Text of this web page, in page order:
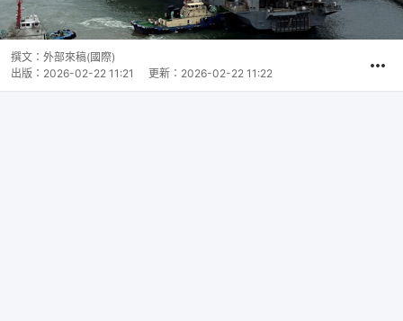
撰文： 外部來稿(國際)
出版： 2026-02-22 11:21 更新： 2026-02-22 11:22